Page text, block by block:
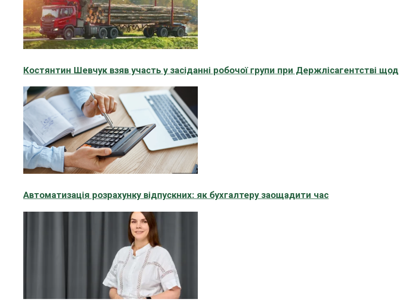
Костянтин Шевчук взяв участь у засіданні робочої групи при Держлісагентстві
Автоматизація розрахунку відпускних: як бухгалтеру заощадити час